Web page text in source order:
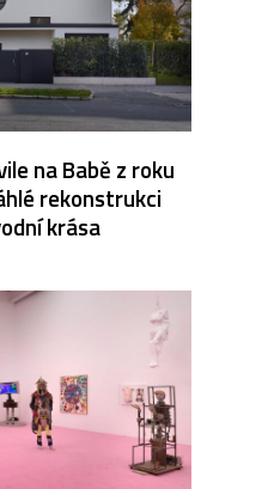
na Babě z roku
rekonstrukci
krása